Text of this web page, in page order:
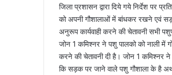
जिला प्रशासन द्वारा दिये गये निर्देश पर
को अपनी गौशालाओं में बांधकर रखने एवं
अनुरूप कार्यवाही करने की चेतावनी सभी
जोन 1 कमिश्नर ने पशु पालको को नाली में
करने की चेतावनी दी है। जोन 1 कमिश्नर
कि सड़क पर जाने वाले पशु गौशाला के है